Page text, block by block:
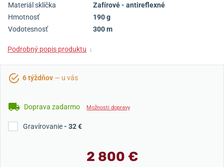
Materiál sklíčka
Zafírové - antireflexné
Hmotnosť
190 g
Vodotesnosť
300 m
Podrobný popis produktu ↓
6 týždňov — u vás
Doprava zadarmo Možnosti dopravy
Gravírovanie- 32 €
2 800 €